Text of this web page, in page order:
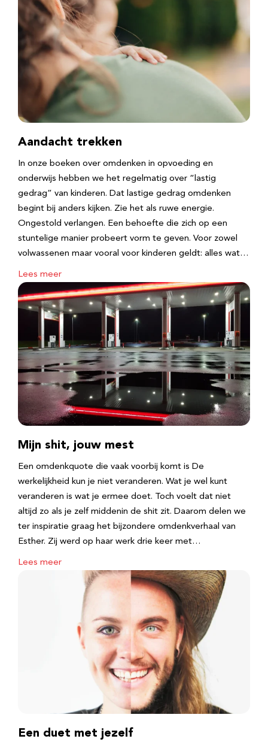
Aandacht trekken
In onze boeken over omdenken in opvoeding en
onderwijs hebben we het regelmatig over “lastig
gedrag” van kinderen. Dat lastige gedrag omdenken
begint bij anders kijken. Zie het als ruwe energie.
Ongestold verlangen. Een behoefte die zich op een
stuntelige manier probeert vorm te geven. Voor zowel
volwassenen maar vooral voor kinderen geldt: alles wat…
Lees meer
Mijn shit, jouw mest
Een omdenkquote die vaak voorbij komt is De
werkelijkheid kun je niet veranderen. Wat je wel kunt
veranderen is wat je ermee doet. Toch voelt dat niet
altijd zo als je zelf middenin de shit zit. Daarom delen we
ter inspiratie graag het bijzondere omdenkverhaal van
Esther. Zij werd op haar werk drie keer met…
Lees meer
Een duet met jezelf